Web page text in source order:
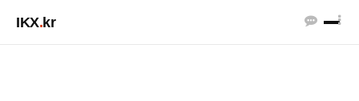
IKX.kr